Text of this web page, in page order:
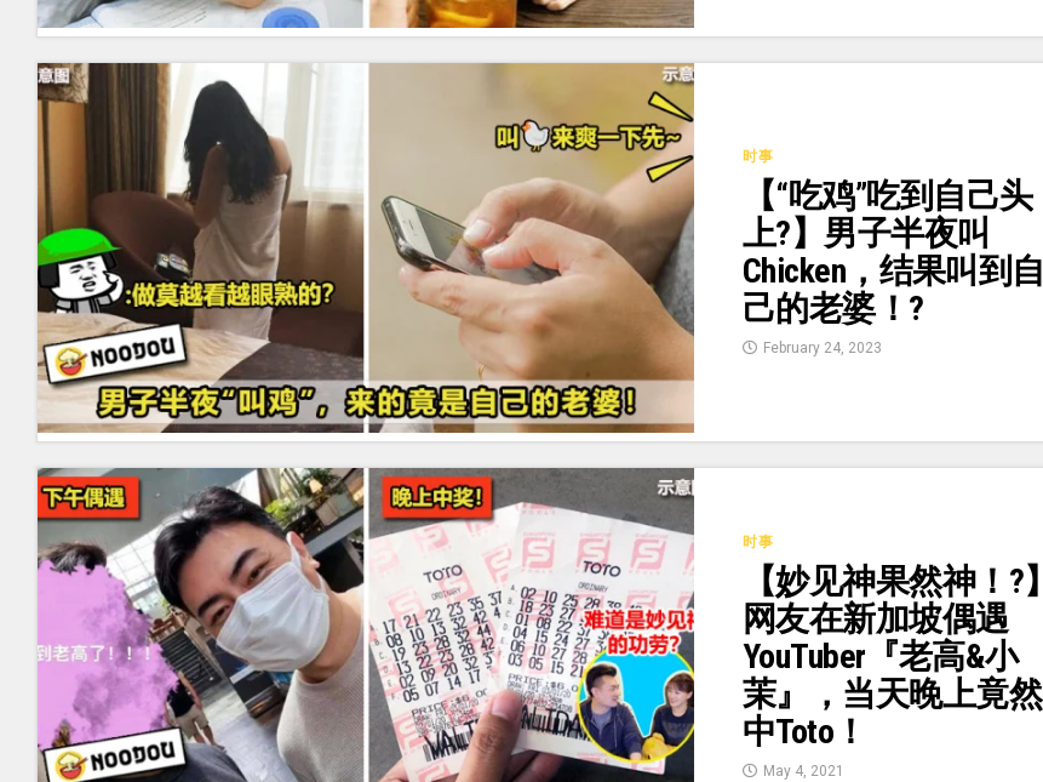
时事
【“吃鸡”吃到自己头
上?】男子半夜叫
Chicken，结果叫到自
己的老婆！?
February 24, 2023
时事
【妙见神果然神！?】
网友在新加坡偶遇
YouTuber『老高&小
茉』，当天晚上竟然
中Toto！
May 4, 2021